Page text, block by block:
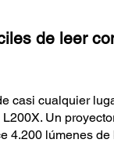
de leer
casi cualquier
Un
4.200 lúmenes de